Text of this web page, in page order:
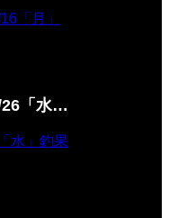
「月」
「水…
水」釣果